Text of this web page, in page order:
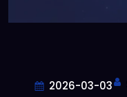
2026-03-03